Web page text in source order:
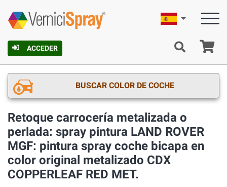
ACCEDER
Español
BUSCAR COLOR DE COCHE
Retoque carrocería metalizada o
perlada: spray pintura LAND ROVER
MGF: pintura spray coche bicapa en
color original metalizado CDX
COPPERLEAF RED MET.